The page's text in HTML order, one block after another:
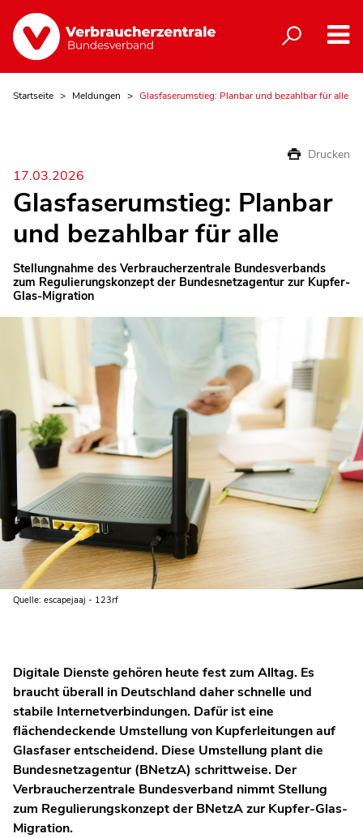
Startseite Meldungen Glasfaserumstieg: Planbar und bezahlbar für alle
Drucken
17.03.2026
Glasfaserumstieg: Planbar
und bezahlbar für alle
Stellungnahme des Verbraucherzentrale Bundesverbands
zum Regulierungskonzept der Bundesnetzagentur zur Kupfer-
Glas-Migration
Quelle: escapejaaj - 123rf
Digitale Dienste gehören heute fest zum Alltag. Es
braucht überall in Deutschland daher schnelle und
stabile Internetverbindungen. Dafür ist eine
flächendeckende Umstellung von Kupferleitungen auf
Glasfaser entscheidend. Diese Umstellung plant die
Bundesnetzagentur (BNetzA) schrittweise. Der
Verbraucherzentrale Bundesverband nimmt Stellung
zum Regulierungskonzept der BNetzA zur Kupfer-Glas-
Migration.